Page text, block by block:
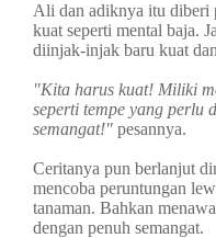
Ali dan adiknya itu diberi
kuat seperti mental baja.
diinjak-injak baru kuat
"Kita harus kuat! Miliki
seperti tempe yang perlu
semangat!" pesannya.
Ceritanya pun berlanjut
mencoba peruntungan
tanaman. Bahkan
dengan penuh semangat.